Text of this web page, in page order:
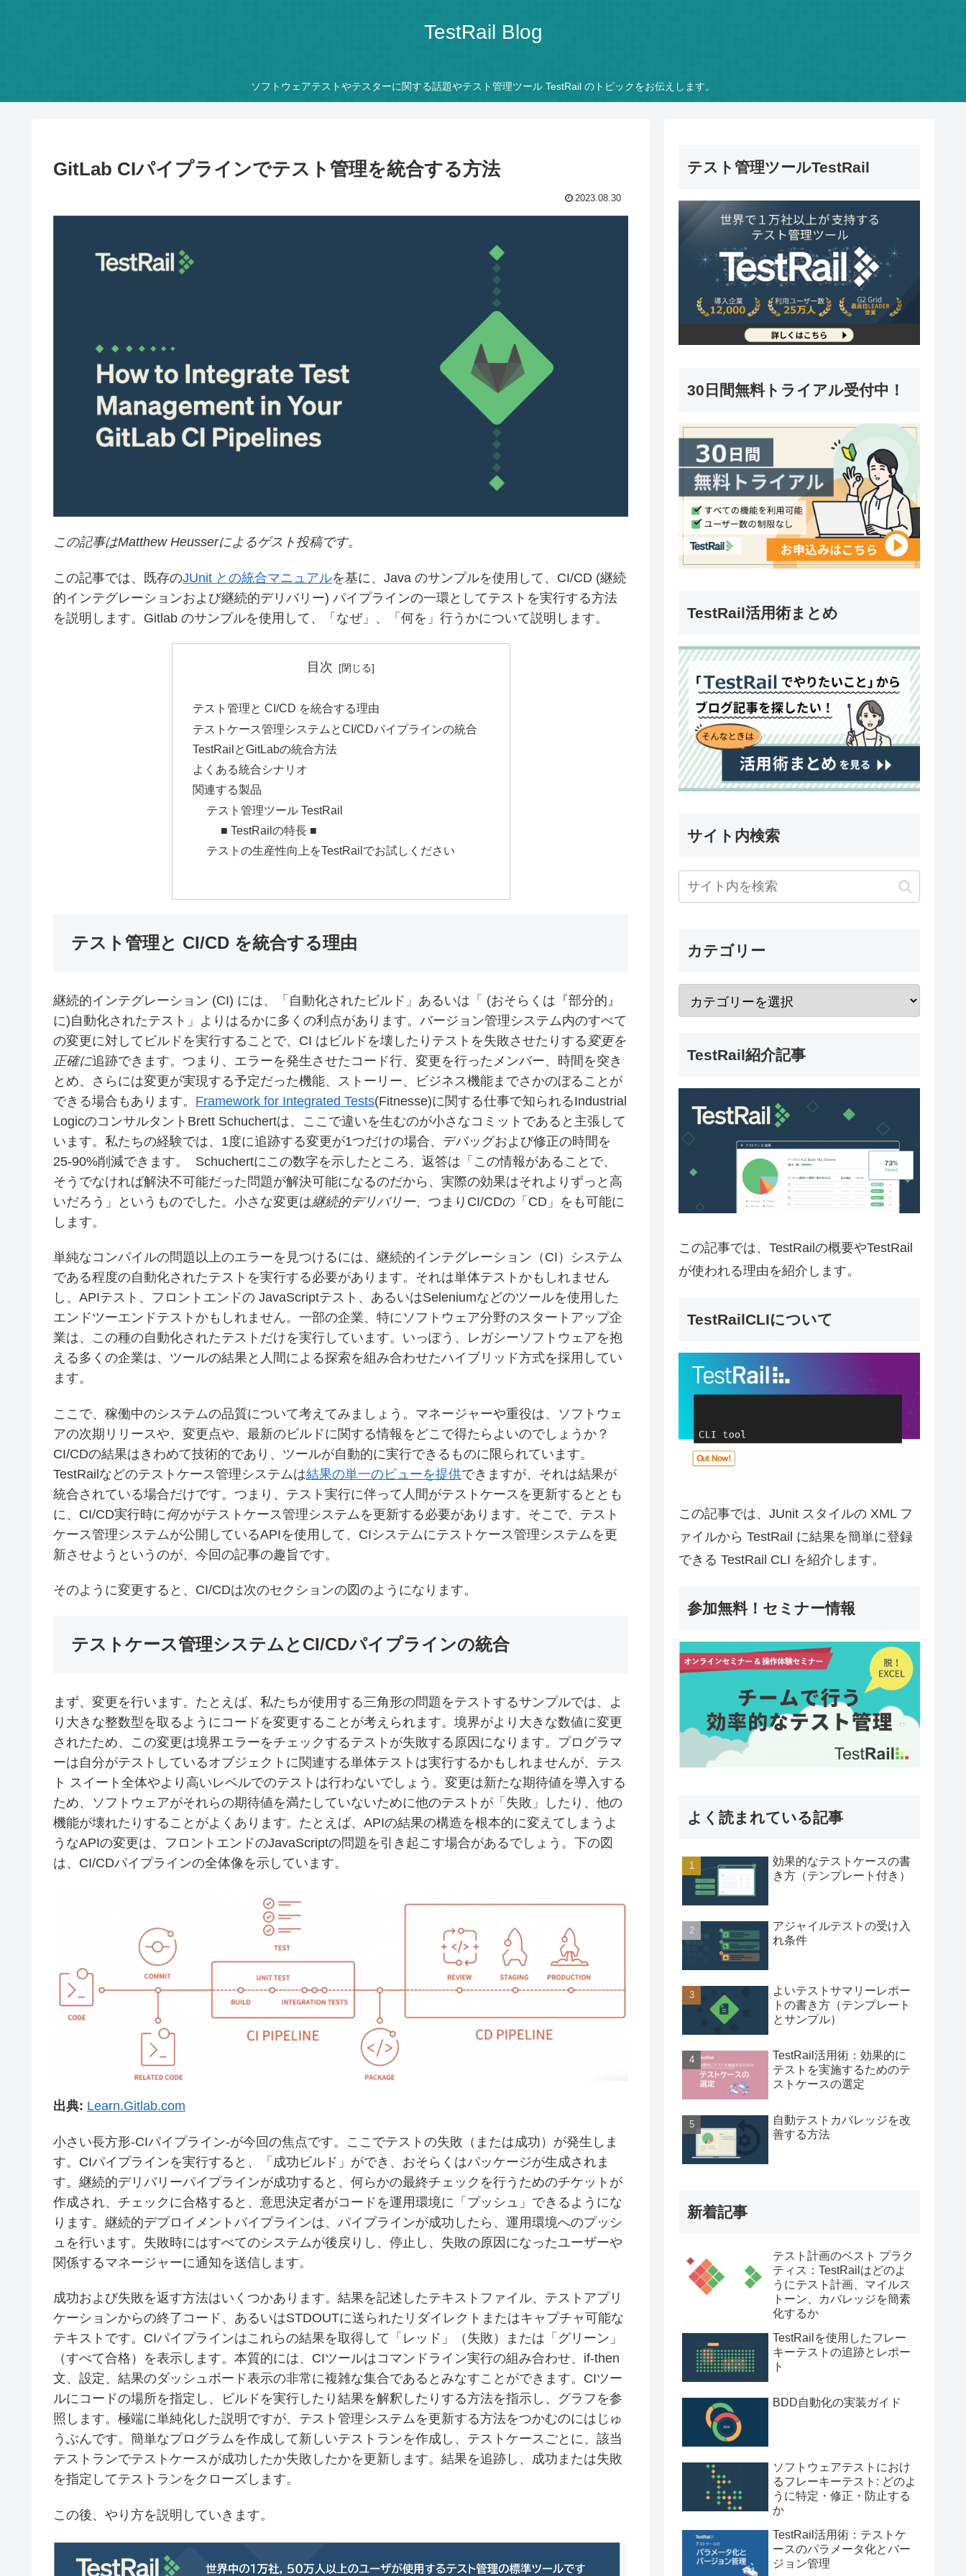
TestRail Blog
ソフトウェアテストやテスターに関する話題やテスト管理ツール TestRail のトピックをお伝えします。
GitLab CIパイプラインでテスト管理を統合する方法
2023.08.30
この記事はMatthew Heusserによるゲスト投稿です。
この記事では、既存のJUnit との統合マニュアルを基に、Java のサンプルを使用して、CI/CD (継続
的インテグレーションおよび継続的デリバリー) パイプラインの一環としてテストを実行する方法
を説明します。Gitlab のサンプルを使用して、「なぜ」、「何を」行うかについて説明します。
目次
テスト管理と CI/CD を統合する理由
テストケース管理システムとCI/CDパイプラインの統合
TestRailとGitLabの統合方法
よくある統合シナリオ
関連する製品
テスト管理ツール TestRail
■ TestRailの特長 ■
テストの生産性向上をTestRailでお試しください
テスト管理と CI/CD を統合する理由
継続的インテグレーション (CI) には、「自動化されたビルド」あるいは「 (おそらくは『部分的』
に)自動化されたテスト」よりはるかに多くの利点があります。バージョン管理システム内のすべて
の変更に対してビルドを実行することで、CI はビルドを壊したりテストを失敗させたりする 変更を
正確に追跡できます。つまり、エラーを発生させたコード行、変更を行ったメンバー、時間を突き
とめ、さらには変更が実現する予定だった機能、ストーリー、ビジネス機能までさかのぼることが
できる場合もあります。 Framework for Integrated Tests(Fitnesse)に関する仕事で知られるIndustrial
LogicのコンサルタントBrett Schuchertは、ここで違いを生むのが小さなコミットであると主張して
います。私たちの経験では、1度に追跡する変更が1つだけの場合、デバッグおよび修正の時間を
25-90%削減できます。 Schuchertにこの数字を示したところ、返答は「この情報があることで、
そうでなければ解決不可能だった問題が解決可能になるのだから、実際の効果はそれよりずっと高
いだろう」というものでした。小さな変更は継続的デリバリー、つまりCI/CDの「CD」をも可能に
します。
単純なコンパイルの問題以上のエラーを見つけるには、継続的インテグレーション（CI）システム
である程度の自動化されたテストを実行する必要があります。それは単体テストかもしれません
し、APIテスト、フロントエンドの JavaScriptテスト、あるいはSeleniumなどのツールを使用した
エンドツーエンドテストかもしれません。一部の企業、特にソフトウェア分野のスタートアップ企
業は、この種の自動化されたテストだけを実行しています。いっぽう、レガシーソフトウェアを抱
える多くの企業は、ツールの結果と人間による探索を組み合わせたハイブリッド方式を採用してい
ます。
ここで、稼働中のシステムの品質について考えてみましょう。マネージャーや重役は、ソフトウェ
アの次期リリースや、変更点や、最新のビルドに関する情報をどこで得たらよいのでしょうか？
CI/CDの結果はきわめて技術的であり、ツールが自動的に実行できるものに限られています。
TestRailなどのテストケース管理システムは結果の単一のビューを提供できますが、それは結果が
統合されている場合だけです。つまり、テスト実行に伴って人間がテストケースを更新するととも
に、CI/CD実行時に何かがテストケース管理システムを更新する必要があります。そこで、テスト
ケース管理システムが公開しているAPIを使用して、CIシステムにテストケース管理システムを更
新させようというのが、今回の記事の趣旨です。
そのように変更すると、CI/CDは次のセクションの図のようになります。
テストケース管理システムとCI/CDパイプラインの統合
まず、変更を行います。たとえば、私たちが使用する三角形の問題をテストするサンプルでは、よ
り大きな整数型を取るようにコードを変更することが考えられます。境界がより大きな数値に変更
されたため、この変更は境界エラーをチェックするテストが失敗する原因になります。プログラマ
ーは自分がテストしているオブジェクトに関連する単体テストは実行するかもしれませんが、テス
ト スイート全体やより高いレベルでのテストは行わないでしょう。変更は新たな期待値を導入する
ため、ソフトウェアがそれらの期待値を満たしていないために他のテストが「失敗」したり、他の
機能が壊れたりすることがよくあります。たとえば、APIの結果の構造を根本的に変えてしまうよ
うなAPIの変更は、フロントエンドのJavaScriptの問題を引き起こす場合があるでしょう。下の図
は、CI/CDパイプラインの全体像を示しています。
出典: Learn.Gitlab.com
小さい長方形-CIパイプライン-が今回の焦点です。ここでテストの失敗（または成功）が発生しま
す。CIパイプラインを実行すると、「成功ビルド」ができ、おそらくはパッケージが生成されま
す。継続的デリバリーパイプラインが成功すると、何らかの最終チェックを行うためのチケットが
作成され、チェックに合格すると、意思決定者がコードを運用環境に「プッシュ」できるようにな
ります。継続的デプロイメントパイプラインは、パイプラインが成功したら、運用環境へのプッシ
ュを行います。失敗時にはすべてのシステムが後戻りし、停止し、失敗の原因になったユーザーや
関係するマネージャーに通知を送信します。
成功および失敗を返す方法はいくつかあります。結果を記述したテキストファイル、テストアプリ
ケーションからの終了コード、あるいはSTDOUTに送られたリダイレクトまたはキャプチャ可能な
テキストです。CIパイプラインはこれらの結果を取得して「レッド」（失敗）または「グリーン」
（すべて合格）を表示します。本質的には、CIツールはコマンドライン実行の組み合わせ、if-then
文、設定、結果のダッシュボード表示の非常に複雑な集合であるとみなすことができます。CIツー
ルにコードの場所を指定し、ビルドを実行したり結果を解釈したりする方法を指示し、グラフを参
照します。極端に単純化した説明ですが、テスト管理システムを更新する方法をつかむのにはじゅ
うぶんです。簡単なプログラムを作成して新しいテストランを作成し、テストケースごとに、該当
テストランでテストケースが成功したか失敗したかを更新します。結果を追跡し、成功または失敗
を指定してテストランをクローズします。
この後、やり方を説明していきます。
テスト管理ツールTestRail
30日間無料トライアル受付中！
TestRail活用術まとめ
サイト内検索
カテゴリー
TestRail紹介記事
この記事では、TestRailの概要やTestRail
が使われる理由を紹介します。
TestRailCLIについて
この記事では、JUnit スタイルの XML フ
ァイルから TestRail に結果を簡単に登録
できる TestRail CLI を紹介します。
参加無料！セミナー情報
よく読まれている記事
効果的なテストケースの書
き方（テンプレート付き）
アジャイルテストの受け入
れ条件
よいテストサマリーレポー
トの書き方（テンプレート
とサンプル）
TestRail活用術：効果的に
テストを実施するためのテ
ストケースの選定
自動テストカバレッジを改
善する方法
新着記事
テスト計画のベスト プラク
ティス：TestRailはどのよ
うにテスト計画、マイルス
トーン、カバレッジを簡素
化するか
TestRailを使用したフレー
キーテストの追跡とレポー
ト
BDD自動化の実装ガイド
ソフトウェアテストにおけ
るフレーキーテスト: どのよ
うに特定・修正・防止する
か
TestRail活用術：テストケ
ースのパラメータ化とバー
ジョン管理